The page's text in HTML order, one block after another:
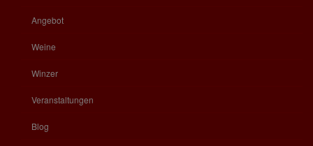
Angebot
Weine
Winzer
Veranstaltungen
Blog